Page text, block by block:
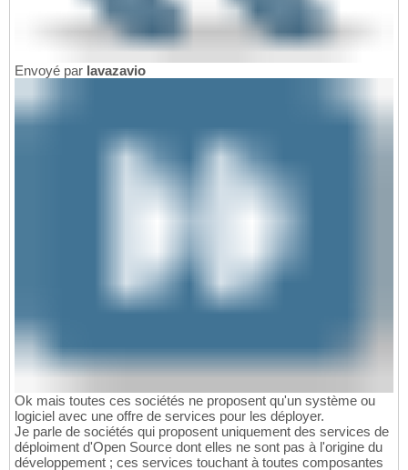
Envoyé par lavazavio
Ok mais toutes ces sociétés ne proposent qu'un système ou
logiciel avec une offre de services pour les déployer.
Je parle de sociétés qui proposent uniquement des services de
déploiment d'Open Source dont elles ne sont pas à l'origine du
développement ; ces services touchant à toutes composantes